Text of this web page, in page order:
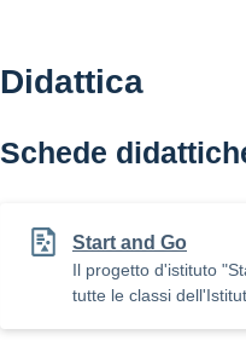
Didattica
Schede
Start and Go
Il progetto d'istituto
tutte le classi